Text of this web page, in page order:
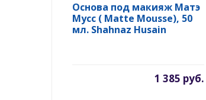
Основа под макияж Матэ
Мусс ( Matte Mousse), 50
мл. Shahnaz Husain
1 385 руб.